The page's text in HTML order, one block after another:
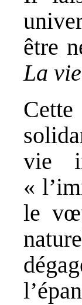
être
La
vie
«
le